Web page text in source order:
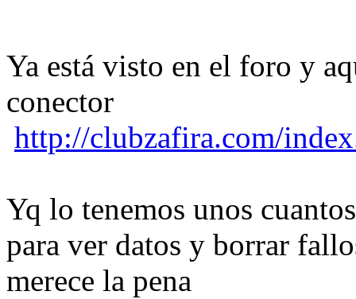
Ya está visto en el foro y
conector
http://clubzafira.com/
Yq lo tenemos unos
para ver datos y borrar
merece la pena